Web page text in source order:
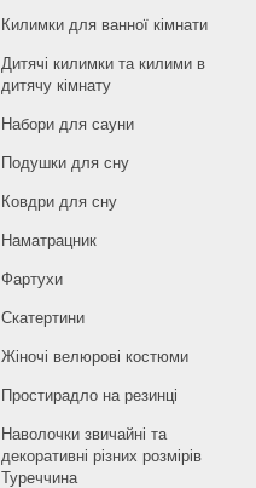
Килимки для ванної кімнати
Дитячі килимки та килими в
дитячу кімнату
Набори для сауни
Подушки для сну
Ковдри для сну
Наматрацник
Фартухи
Скатертини
Жіночі велюрові костюми
Простирадло на резинці
Наволочки звичайні та
декоративні різних розмірів
Туреччина